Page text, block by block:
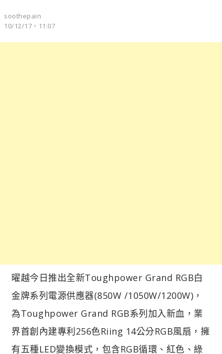
soothepain
10/12/17，11:07
曜越今日推出全新Toughpower Grand RGB白
金牌系列電源供應器(850W /1050W/1200W)，
為Toughpower Grand RGB系列加入新血，業
界首創內建專利256色Riing 14公分RGB風扇，擁
有五種LED變換模式，包含RGB循環、紅色、綠